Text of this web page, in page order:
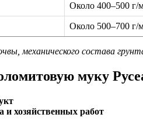
Около 400–500 г/
Около 500–700 г/
механического состава
муку
и хозяйственных работ